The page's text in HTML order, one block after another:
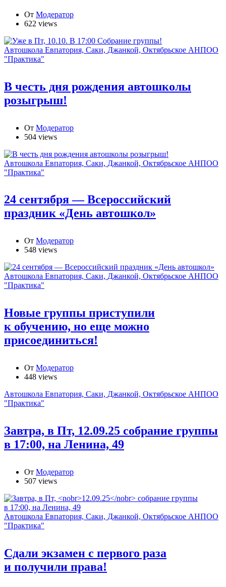
От Модератор
622 views
Автошкола Евпатория, Саки, Джанкой, Октябрьское АНПОО
"Практика"
В честь дня рождения автошколы
розыгрыш!
От Модератор
504 views
Автошкола Евпатория, Саки, Джанкой, Октябрьское АНПОО
"Практика"
24 сентября — Всероссийский
праздник «День автошкол»
От Модератор
548 views
Автошкола Евпатория, Саки, Джанкой, Октябрьское АНПОО
"Практика"
Новые группы приступили
к обучению, но еще можно
присоединиться!
От Модератор
448 views
Автошкола Евпатория, Саки, Джанкой, Октябрьское АНПОО
"Практика"
Завтра, в Пт, 12.09.25 собрание группы
в 17:00, на Ленина, 49
От Модератор
507 views
Автошкола Евпатория, Саки, Джанкой, Октябрьское АНПОО
"Практика"
Сдали экзамен с первого раза
и получили права!